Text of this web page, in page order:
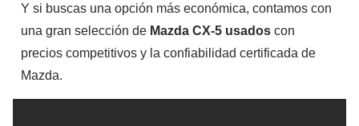
Y si buscas una opción más económica, contamos con
una gran selección de Mazda CX-5 usados con
precios competitivos y la confiabilidad certificada de
Mazda.